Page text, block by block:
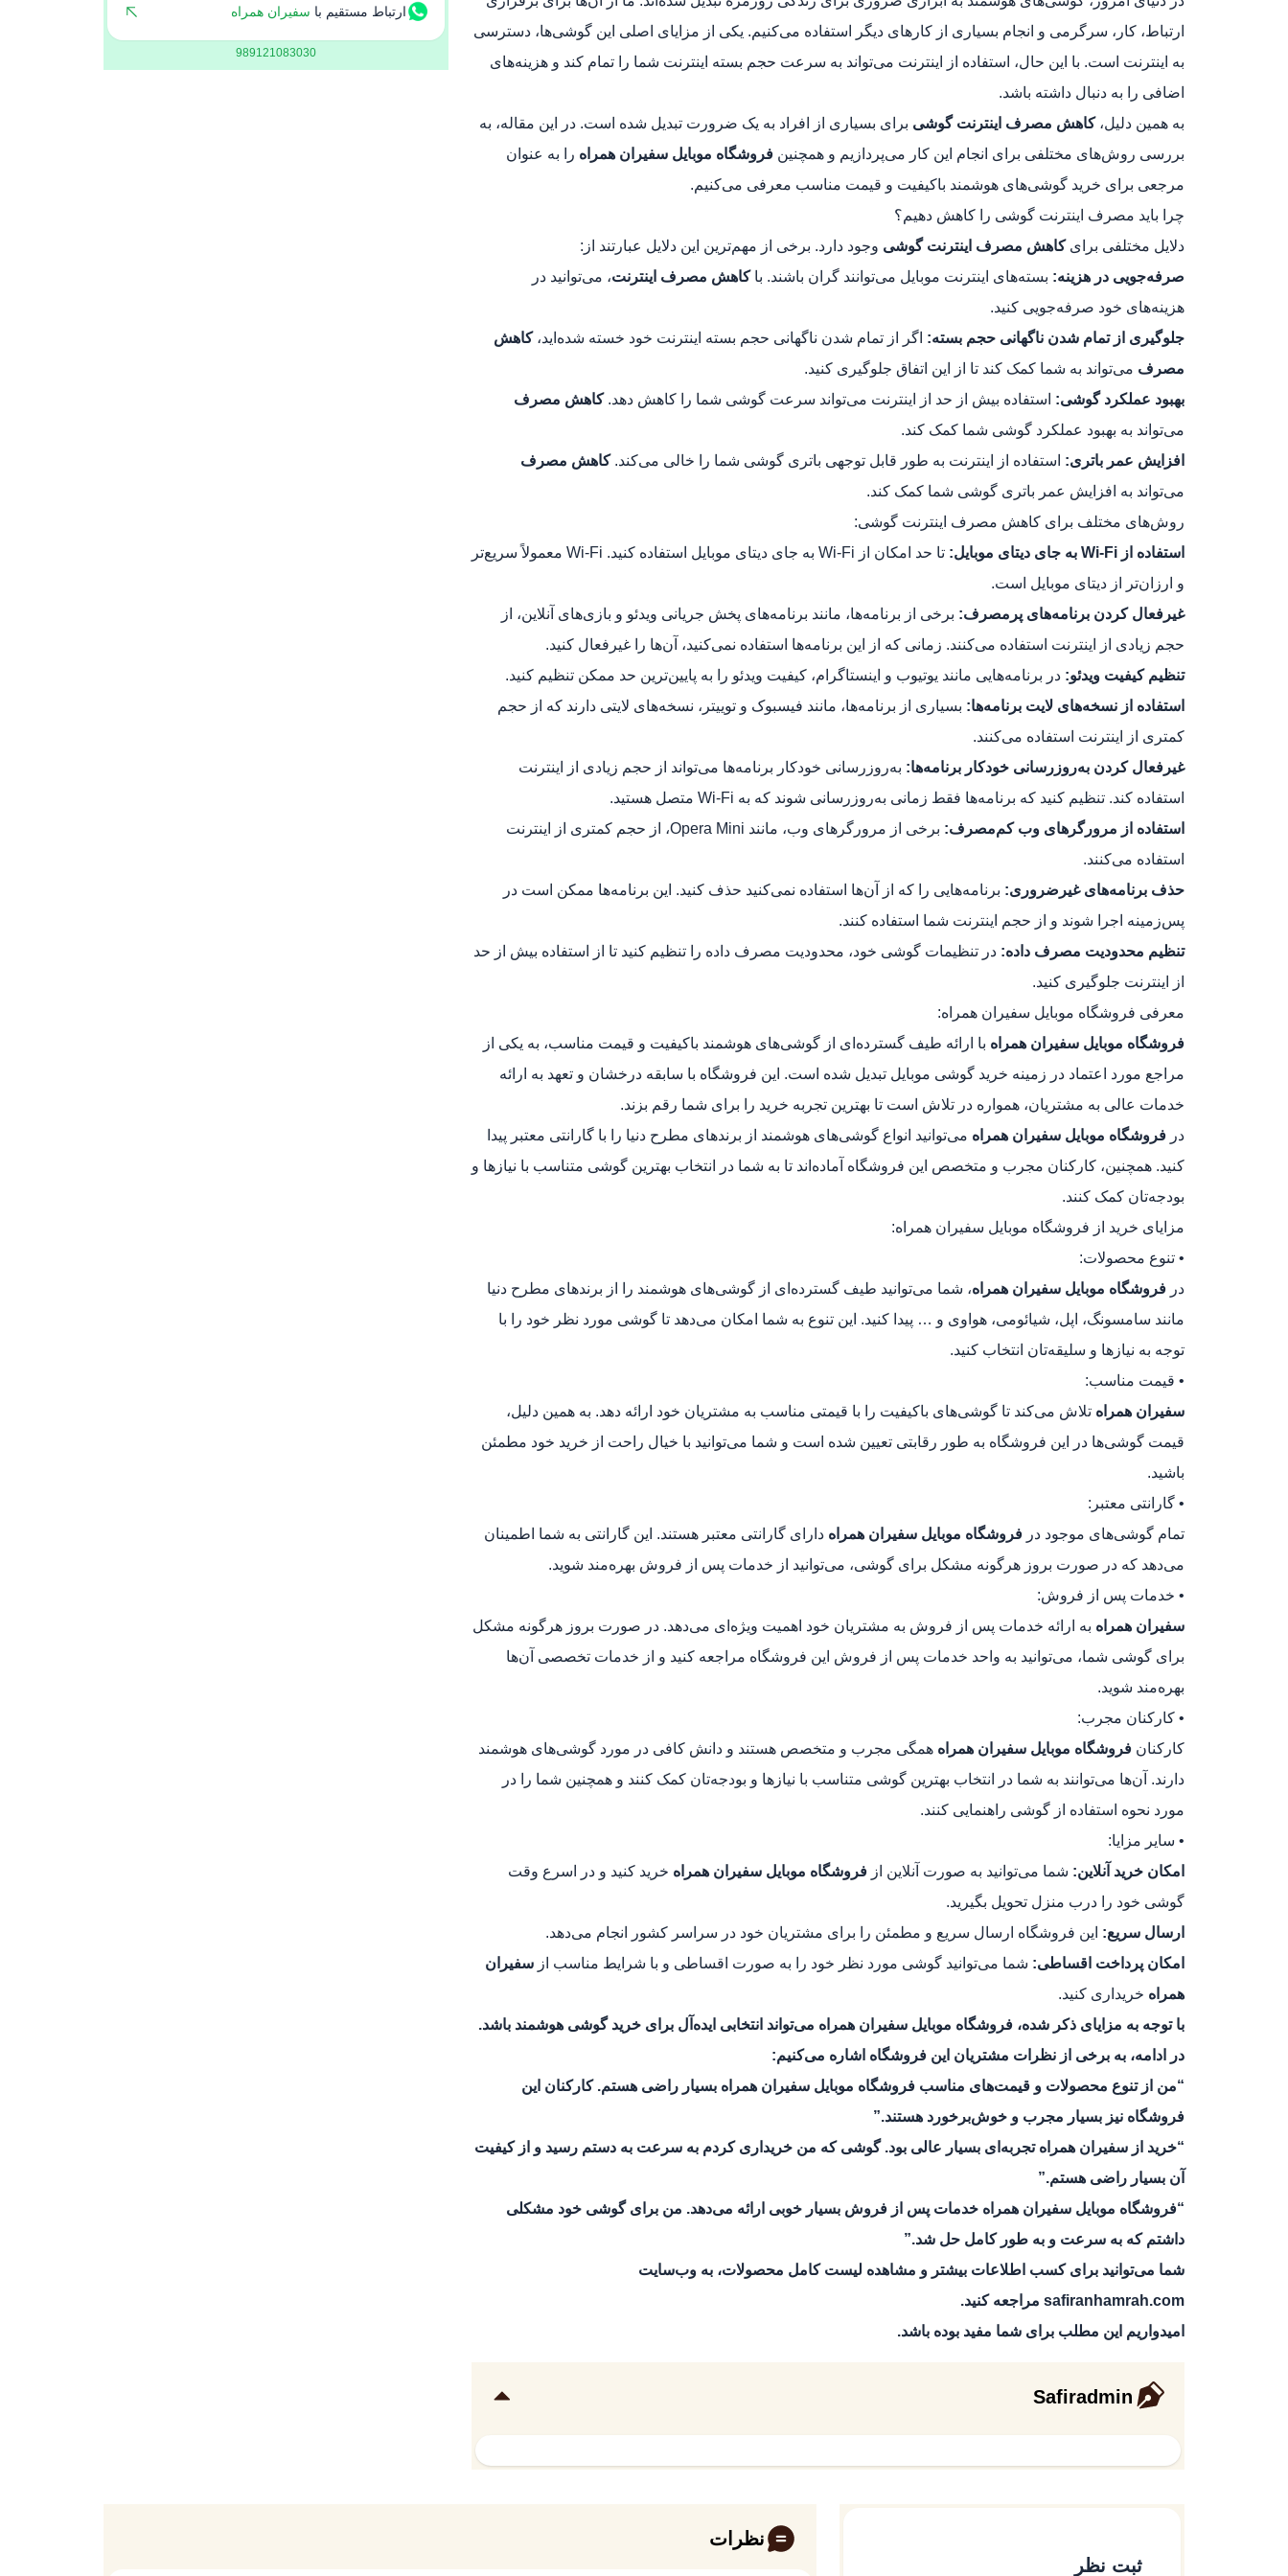
ارتباط، کار، سرگرمی و انجام بسیاری از کارهای دیگر استفاده می‌کنیم. یکی از مزایای اصلی این گوشی‌ها، دسترسی
به اینترنت است. با این حال، استفاده از اینترنت می‌تواند به سرعت حجم بسته اینترنت شما را تمام کند و هزینه‌های
اضافی را به دنبال داشته باشد.
به همین دلیل،کاهش مصرف اینترنت گوشی برای بسیاری از افراد به یک ضرورت تبدیل شده است. در این مقاله، به
بررسی روش‌های مختلفی برای انجام این کار می‌پردازیم و همچنین فروشگاه موبایل سفیران همراه را به عنوان
مرجعی برای خرید گوشی‌های هوشمند باکیفیت و قیمت مناسب معرفی می‌کنیم.
چرا باید مصرف اینترنت گوشی را کاهش دهیم؟
دلایل مختلفی برایکاهش مصرف اینترنت گوشی وجود دارد. برخی از مهم‌ترین این دلایل عبارتند از:
صرفه‌جویی در هزینه: بسته‌های اینترنت موبایل می‌توانند گران باشند. باکاهش مصرف اینترنت، می‌توانید در
هزینه‌های خود صرفه‌جویی کنید.
جلوگیری از تمام شدن ناگهانی حجم بسته: اگر از تمام شدن ناگهانی حجم بسته اینترنت خود خسته شده‌اید،کاهش
مصرف می‌تواند به شما کمک کند تا از این اتفاق جلوگیری کنید.
بهبود عملکرد گوشی: استفاده بیش از حد از اینترنت می‌تواند سرعت گوشی شما را کاهش دهد.کاهش مصرف
می‌تواند به بهبود عملکرد گوشی شما کمک کند.
افزایش عمر باتری: استفاده از اینترنت به طور قابل توجهی باتری گوشی شما را خالی می‌کند.کاهش مصرف
می‌تواند به افزایش عمر باتری گوشی شما کمک کند.
روش‌های مختلف برای کاهش مصرف اینترنت گوشی:
استفاده از Wi-Fi به جای دیتای موبایل:
تا حد امکان از Wi-Fi به جای دیتای موبایل استفاده کنید. Wi-Fi معمولاً سریع‌تر
و ارزان‌تر از دیتای موبایل است.
غیرفعال کردن برنامه‌های پرمصرف: برخی از برنامه‌ها، مانند برنامه‌های پخش جریانی ویدئو و بازی‌های آنلاین، از
حجم زیادی از اینترنت استفاده می‌کنند. زمانی که از این برنامه‌ها استفاده نمی‌کنید، آن‌ها را غیرفعال کنید.
تنظیم کیفیت ویدئو: در برنامه‌هایی مانند یوتیوب و اینستاگرام، کیفیت ویدئو را به پایین‌ترین حد ممکن تنظیم کنید.
استفاده از نسخه‌های لایت برنامه‌ها: بسیاری از برنامه‌ها، مانند فیسبوک و توییتر، نسخه‌های لایتی دارند که از حجم
کمتری از اینترنت استفاده می‌کنند.
غیرفعال کردن به‌روزرسانی خودکار برنامه‌ها: به‌روزرسانی خودکار برنامه‌ها می‌تواند از حجم زیادی از اینترنت
استفاده کند. تنظیم کنید که برنامه‌ها فقط زمانی به‌روزرسانی شوند که به Wi-Fi متصل هستید.
استفاده از مرورگرهای وب کم‌مصرف:
برخی از مرورگرهای وب، مانند Opera Mini، از حجم کمتری از اینترنت
استفاده می‌کنند.
حذف برنامه‌های غیرضروری: برنامه‌هایی را که از آن‌ها استفاده نمی‌کنید حذف کنید. این برنامه‌ها ممکن است در
پس‌زمینه اجرا شوند و از حجم اینترنت شما استفاده کنند.
تنظیم محدودیت مصرف داده: در تنظیمات گوشی خود، محدودیت مصرف داده را تنظیم کنید تا از استفاده بیش از حد
از اینترنت جلوگیری کنید.
معرفی فروشگاه موبایل سفیران همراه:
فروشگاه موبایل سفیران همراه با ارائه طیف گسترده‌ای از گوشی‌های هوشمند باکیفیت و قیمت مناسب، به یکی از
مراجع مورد اعتماد در زمینه خرید گوشی موبایل تبدیل شده است. این فروشگاه با سابقه درخشان و تعهد به ارائه
خدمات عالی به مشتریان، همواره در تلاش است تا بهترین تجربه خرید را برای شما رقم بزند.
در فروشگاه موبایل سفیران همراه می‌توانید انواع گوشی‌های هوشمند از برندهای مطرح دنیا را با گارانتی معتبر پیدا
کنید. همچنین، کارکنان مجرب و متخصص این فروشگاه آماده‌اند تا به شما در انتخاب بهترین گوشی متناسب با نیازها و
بودجه‌تان کمک کنند.
مزایای خرید از فروشگاه موبایل سفیران همراه:
• تنوع محصولات:
در فروشگاه موبایل سفیران همراه، شما می‌توانید طیف گسترده‌ای از گوشی‌های هوشمند را از برندهای مطرح دنیا
مانند سامسونگ، اپل، شیائومی، هواوی و … پیدا کنید. این تنوع به شما امکان می‌دهد تا گوشی مورد نظر خود را با
توجه به نیازها و سلیقه‌تان انتخاب کنید.
• قیمت مناسب:
سفیران همراه تلاش می‌کند تا گوشی‌های باکیفیت را با قیمتی مناسب به مشتریان خود ارائه دهد. به همین دلیل،
قیمت گوشی‌ها در این فروشگاه به طور رقابتی تعیین شده است و شما می‌توانید با خیال راحت از خرید خود مطمئن
باشید.
• گارانتی معتبر:
تمام گوشی‌های موجود در فروشگاه موبایل سفیران همراه دارای گارانتی معتبر هستند. این گارانتی به شما اطمینان
می‌دهد که در صورت بروز هرگونه مشکل برای گوشی، می‌توانید از خدمات پس از فروش بهره‌مند شوید.
• خدمات پس از فروش:
سفیران همراه به ارائه خدمات پس از فروش به مشتریان خود اهمیت ویژه‌ای می‌دهد. در صورت بروز هرگونه مشکل
برای گوشی شما، می‌توانید به واحد خدمات پس از فروش این فروشگاه مراجعه کنید و از خدمات تخصصی آن‌ها
بهره‌مند شوید.
• کارکنان مجرب:
کارکنان فروشگاه موبایل سفیران همراه همگی مجرب و متخصص هستند و دانش کافی در مورد گوشی‌های هوشمند
دارند. آن‌ها می‌توانند به شما در انتخاب بهترین گوشی متناسب با نیازها و بودجه‌تان کمک کنند و همچنین شما را در
مورد نحوه استفاده از گوشی راهنمایی کنند.
• سایر مزایا:
امکان خرید آنلاین: شما می‌توانید به صورت آنلاین از فروشگاه موبایل سفیران همراه خرید کنید و در اسرع وقت
گوشی خود را درب منزل تحویل بگیرید.
ارسال سریع: این فروشگاه ارسال سریع و مطمئن را برای مشتریان خود در سراسر کشور انجام می‌دهد.
امکان پرداخت اقساطی: شما می‌توانید گوشی مورد نظر خود را به صورت اقساطی و با شرایط مناسب از سفیران
همراه خریداری کنید.
با توجه به مزایای ذکر شده، فروشگاه موبایل سفیران همراه می‌تواند انتخابی ایده‌آل برای خرید گوشی هوشمند باشد.
در ادامه، به برخی از نظرات مشتریان این فروشگاه اشاره می‌کنیم:
“من از تنوع محصولات و قیمت‌های مناسب فروشگاه موبایل سفیران همراه بسیار راضی هستم. کارکنان این
فروشگاه نیز بسیار مجرب و خوش‌برخورد هستند.”
“خرید از سفیران همراه تجربه‌ای بسیار عالی بود. گوشی که من خریداری کردم به سرعت به دستم رسید و از کیفیت
آن بسیار راضی هستم.”
“فروشگاه موبایل سفیران همراه خدمات پس از فروش بسیار خوبی ارائه می‌دهد. من برای گوشی خود مشکلی
داشتم که به سرعت و به طور کامل حل شد.”
شما می‌توانید برای کسب اطلاعات بیشتر و مشاهده لیست کامل محصولات، به وب‌سایت
safiranhamrah.com مراجعه کنید.
امیدواریم این مطلب برای شما مفید بوده باشد.
Safiradmin
ارتباط مستقیم با سفیران همراه
989121083030
ثبت نظر
نظرات